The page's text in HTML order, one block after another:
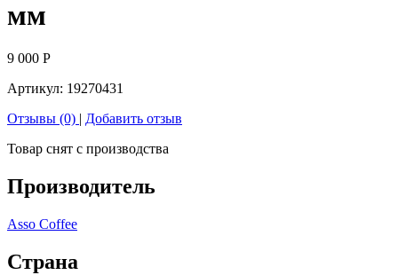
мм
9 000 Р
Артикул: 19270431
Отзывы (0) | Добавить отзыв
Товар снят с производства
Производитель
Asso Coffee
Страна